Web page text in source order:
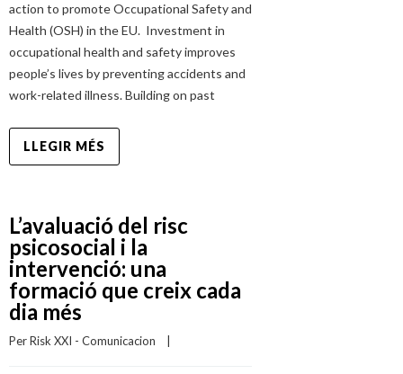
action to promote Occupational Safety and
Health (OSH) in the EU. Investment in
occupational health and safety improves
people’s lives by preventing accidents and
work-related illness. Building on past
LLEGIR MÉS
L’avaluació del risc
psicosocial i la
intervenció: una
formació que creix cada
dia més
Per Risk XXI - Comunicacion